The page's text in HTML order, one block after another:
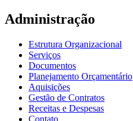
Administração
Estrutura Organizacional
Serviços
Documentos
Planejamento Orçamentário
Aquisições
Gestão de Contratos
Receitas e Despesas